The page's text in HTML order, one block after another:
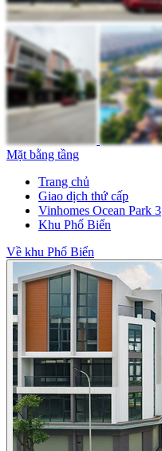
Mặt bằng tầng
Trang chủ
Giao dịch thứ cấp
Vinhomes Ocean Park 3
Khu Phố Biển
Về khu Phố Biển